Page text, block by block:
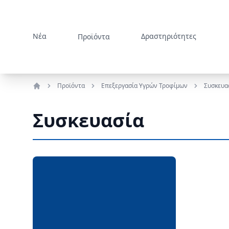
Νέα Προϊόντα Δραστηριότητες
Προϊόντα Επεξεργασία Υγρών Τροφίμων
Συσκευασία